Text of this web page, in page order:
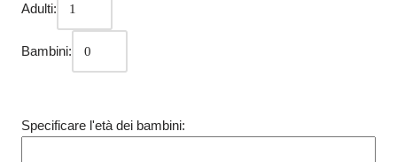
Adulti:
Bambini:
Specificare l'età dei bambini: